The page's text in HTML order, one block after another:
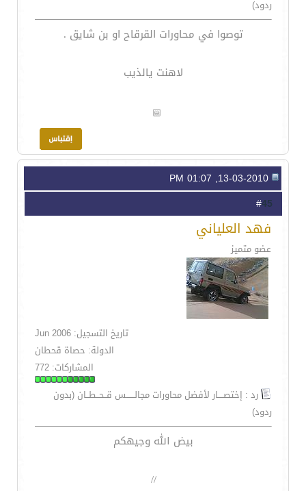
ردود)
توصوا في محاورات القرقاح او بن شايق .
لاهنت يالذيب
45
فهد العلياني
عضو متميز
تاريخ التسجيل: Jun 2006
الدولة: حصاة قحطان
المشاركات: 772
رد : إختصــــار لأفضل محاورات مجالــــــس قــحــطــان (بدون
ردود)
بيض الله وجيهكم
//